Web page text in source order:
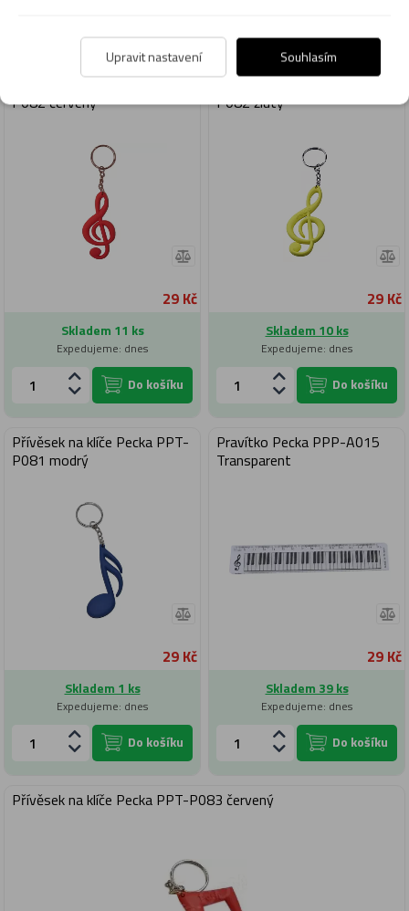
Přívěsek na klíče Pecka PPT-
P082 červený
29 Kč
Skladem 11 ks
Expedujeme: dnes
Do košíku
Přívěsek na klíče Pecka PPT-
P082 žlutý
29 Kč
Skladem 10 ks
Expedujeme: dnes
Do košíku
Přívěsek na klíče Pecka PPT-
P081 modrý
29 Kč
Skladem 1 ks
Expedujeme: dnes
Do košíku
Pravítko Pecka PPP-A015
Transparent
29 Kč
Skladem 39 ks
Expedujeme: dnes
Do košíku
Přívěsek na klíče Pecka PPT-P083 červený
Upravit nastavení Souhlasím